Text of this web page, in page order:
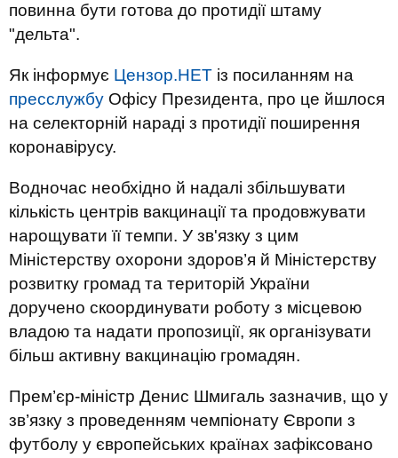
повинна бути готова до протидії штаму
"дельта".
Як інформує Цензор.НЕТ із посиланням на
пресслужбу Офісу Президента, про це йшлося
на селекторній нараді з протидії поширення
коронавірусу.
Водночас необхідно й надалі збільшувати
кількість центрів вакцинації та продовжувати
нарощувати її темпи. У зв'язку з цим
Міністерству охорони здоров’я й Міністерству
розвитку громад та територій України
доручено скоординувати роботу з місцевою
владою та надати пропозиції, як організувати
більш активну вакцинацію громадян.
Прем’єр-міністр Денис Шмигаль зазначив, що у
зв’язку з проведенням чемпіонату Європи з
футболу у європейських країнах зафіксовано